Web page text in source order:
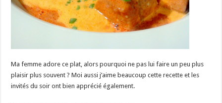
Ma femme adore ce plat, alors pourquoi ne pas lui faire un peu plus
plaisir plus souvent ? Moi aussi j’aime beaucoup cette recette et les
invités du soir ont bien apprécié également.